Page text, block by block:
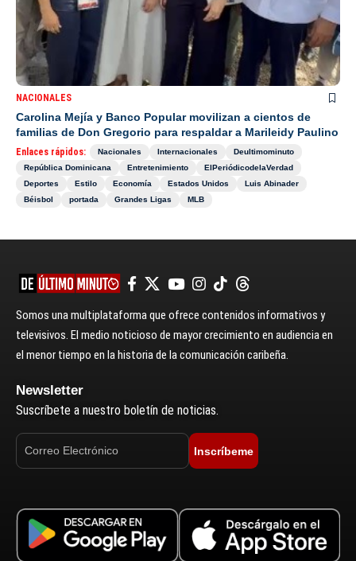
NACIONALES
Carolina Mejía y Banco Popular movilizan a cientos de
familias de Don Gregorio para respaldar a Marileidy Paulino
Enlaces rápidos: Nacionales Internacionales
Deultimominuto
República Dominicana
Entretenimiento
ElPeriódicodelaVerdad
Deportes
Estilo Economía Estados Unidos
Luis Abinader
Béisbol
portada Grandes Ligas MLB
Somos una multiplataforma que ofrece contenidos informativos y
televisivos. El medio noticioso de mayor crecimiento en audiencia en
el menor tiempo en la historia de la comunicación caribeña.
Newsletter
Suscríbete a nuestro boletín de noticias.
Inscríbeme